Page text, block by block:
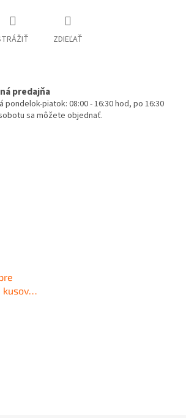
ZDIEĽAŤ
predajňa
pondelok-piatok: 08:00 - 16:30 hod, po 16:30
sa môžete objednať.
kusov